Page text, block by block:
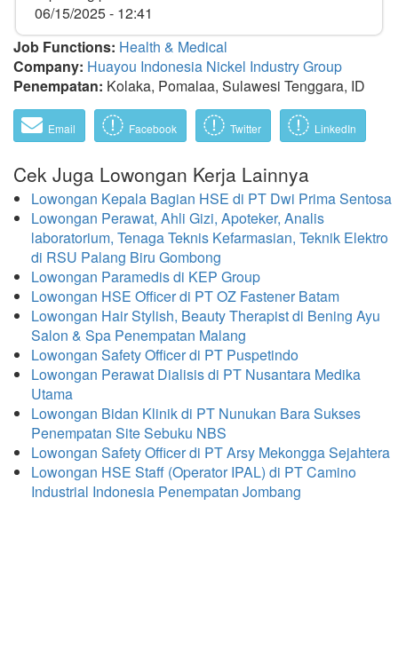
06/15/2025 - 12:41
Job Functions: Health & Medical
Company: Huayou Indonesia Nickel Industry Group
Penempatan: Kolaka, Pomalaa, Sulawesi Tenggara, ID
Email Facebook Twitter LinkedIn
Cek Juga Lowongan Kerja Lainnya
Lowongan Kepala Bagian HSE di PT Dwi Prima Sentosa
Lowongan Perawat, Ahli Gizi, Apoteker, Analis
laboratorium, Tenaga Teknis Kefarmasian, Teknik Elektro
di RSU Palang Biru Gombong
Lowongan Paramedis di KEP Group
Lowongan HSE Officer di PT OZ Fastener Batam
Lowongan Hair Stylish, Beauty Therapist di Bening Ayu
Salon & Spa Penempatan Malang
Lowongan Safety Officer di PT Puspetindo
Lowongan Perawat Dialisis di PT Nusantara Medika
Utama
Lowongan Bidan Klinik di PT Nunukan Bara Sukses
Penempatan Site Sebuku NBS
Lowongan Safety Officer di PT Arsy Mekongga Sejahtera
Lowongan HSE Staff (Operator IPAL) di PT Camino
Industrial Indonesia Penempatan Jombang